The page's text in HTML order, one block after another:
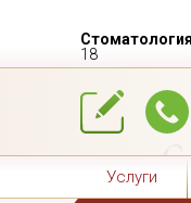
Стоматология
18
Услуги